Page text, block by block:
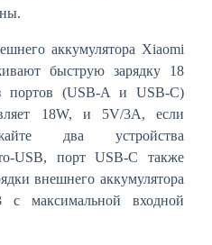
аккумулятора Xiaomi
быструю зарядку 18
портов (USB-A и USB-C)
18W, и 5V/3A, если
два устройства
USB, порт USB-C также
внешнего аккумулятора
максимальной входной